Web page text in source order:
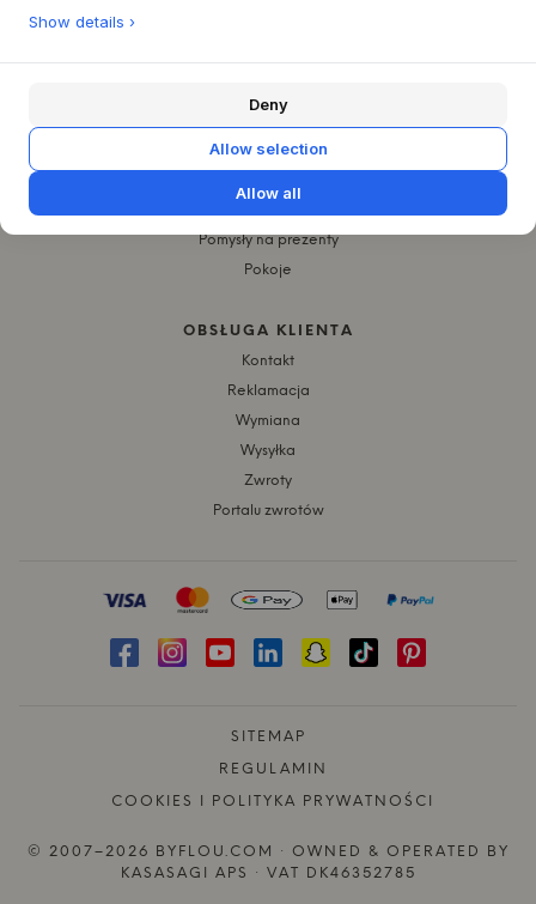
Kontakt
FAQ
Pomysły na prezenty
Pokoje
OBSŁUGA KLIENTA
Kontakt
Reklamacja
Wymiana
Wysyłka
Zwroty
Portalu zwrotów
SITEMAP
REGULAMIN
COOKIES I POLITYKA PRYWATNOŚCI
© 2007–2026 BYFLOU.COM · OWNED & OPERATED BY
KASASAGI APS · VAT DK46352785
Show details ›
Deny
Allow selection
Allow all